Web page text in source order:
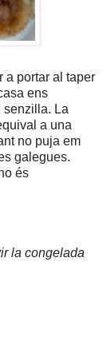
a portar al taper
ens
senzilla. La
a una
no puja em
galegues.
és
la congelada